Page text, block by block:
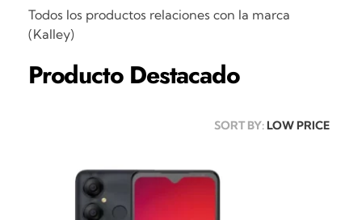
Todos los productos relaciones con la marca
(Kalley)
Producto Destacado
SORT BY:LOW PRICE